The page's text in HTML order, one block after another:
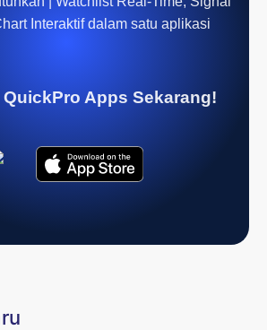
Interaktif dalam satu aplikasi
Apps Sekarang!